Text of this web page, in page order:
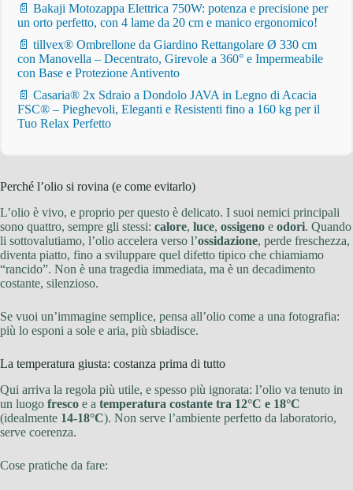
📄 Bakaji Motozappa Elettrica 750W: potenza e precisione per
un orto perfetto, con 4 lame da 20 cm e manico ergonomico!
📄 tillvex® Ombrellone da Giardino Rettangolare Ø 330 cm
con Manovella – Decentrato, Girevole a 360° e Impermeabile
con Base e Protezione Antivento
📄 Casaria® 2x Sdraio a Dondolo JAVA in Legno di Acacia
FSC® – Pieghevoli, Eleganti e Resistenti fino a 160 kg per il
Tuo Relax Perfetto
Perché l’olio si rovina (e come evitarlo)
L’olio è vivo, e proprio per questo è delicato. I suoi nemici principali
sono quattro, sempre gli stessi: calore, luce, ossigeno e odori. Quando
li sottovalutiamo, l’olio accelera verso l’ossidazione, perde freschezza,
diventa piatto, fino a sviluppare quel difetto tipico che chiamiamo
“rancido”. Non è una tragedia immediata, ma è un decadimento
costante, silenzioso.
Se vuoi un’immagine semplice, pensa all’olio come a una fotografia:
più lo esponi a sole e aria, più sbiadisce.
La temperatura giusta: costanza prima di tutto
Qui arriva la regola più utile, e spesso più ignorata: l’olio va tenuto in
un luogo fresco e a temperatura costante tra 12°C e 18°C
(idealmente 14-18°C). Non serve l’ambiente perfetto da laboratorio,
serve coerenza.
Cose pratiche da fare: